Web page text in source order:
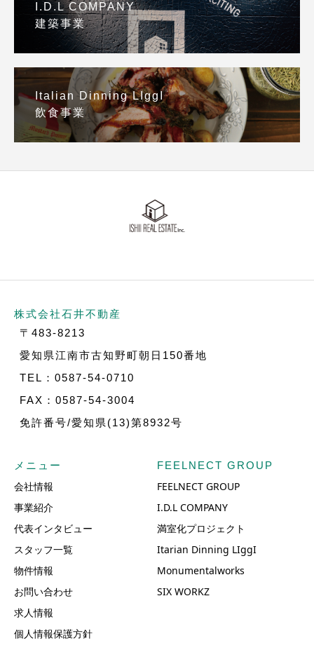
I.D.L COMPANY
建築事業
Italian Dinning LIggI
飲食事業
株式会社石井不動産
〒483-8213
愛知県江南市古知野町朝日150番地
TEL：0587-54-0710
FAX：0587-54-3004
免許番号/愛知県(13)第8932号
メニュー
会社情報
事業紹介
代表インタビュー
スタッフ一覧
物件情報
お問い合わせ
求人情報
個人情報保護方針
FEELNECT GROUP
FEELNECT GROUP
I.D.L COMPANY
満室化プロジェクト
Itarian Dinning LIggI
Monumentalworks
SIX WORKZ